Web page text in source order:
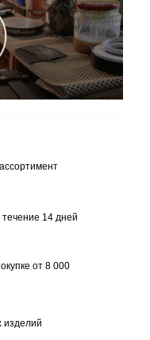
14 дней
от 8 000
изделий